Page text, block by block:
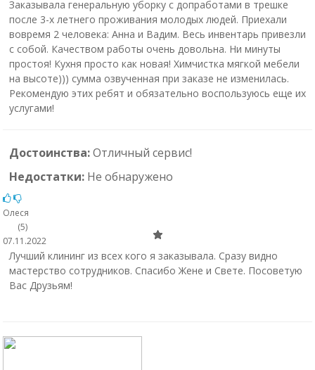
Заказывала генеральную уборку с допработами в трешке
после 3-х летнего проживания молодых людей. Приехали
вовремя 2 человека: Анна и Вадим. Весь инвентарь привезли
с собой. Качеством работы очень довольна. Ни минуты
простоя! Кухня просто как новая! Химчистка мягкой мебели
на высоте))) сумма озвученная при заказе не изменилась.
Рекомендую этих ребят и обязательно воспользуюсь еще их
услугами!
Достоинства:Отличный сервис!
Недостатки: Не обнаружено
Олеся
(5)
07.11.2022
Лучший клининг из всех кого я заказывала. Сразу видно
мастерство сотрудников. Спасибо Жене и Свете. Посоветую
Вас Друзьям!